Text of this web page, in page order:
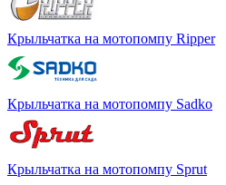
Крыльчатка на мотопомпу Ripper
Крыльчатка на мотопомпу Sadko
Крыльчатка на мотопомпу Sprut